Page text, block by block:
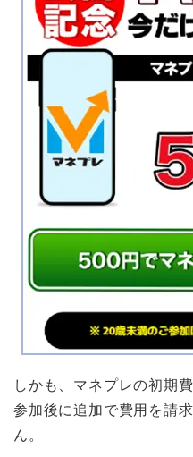
しかも、マネプレの初期
参加後に追加で費用を請
ん。